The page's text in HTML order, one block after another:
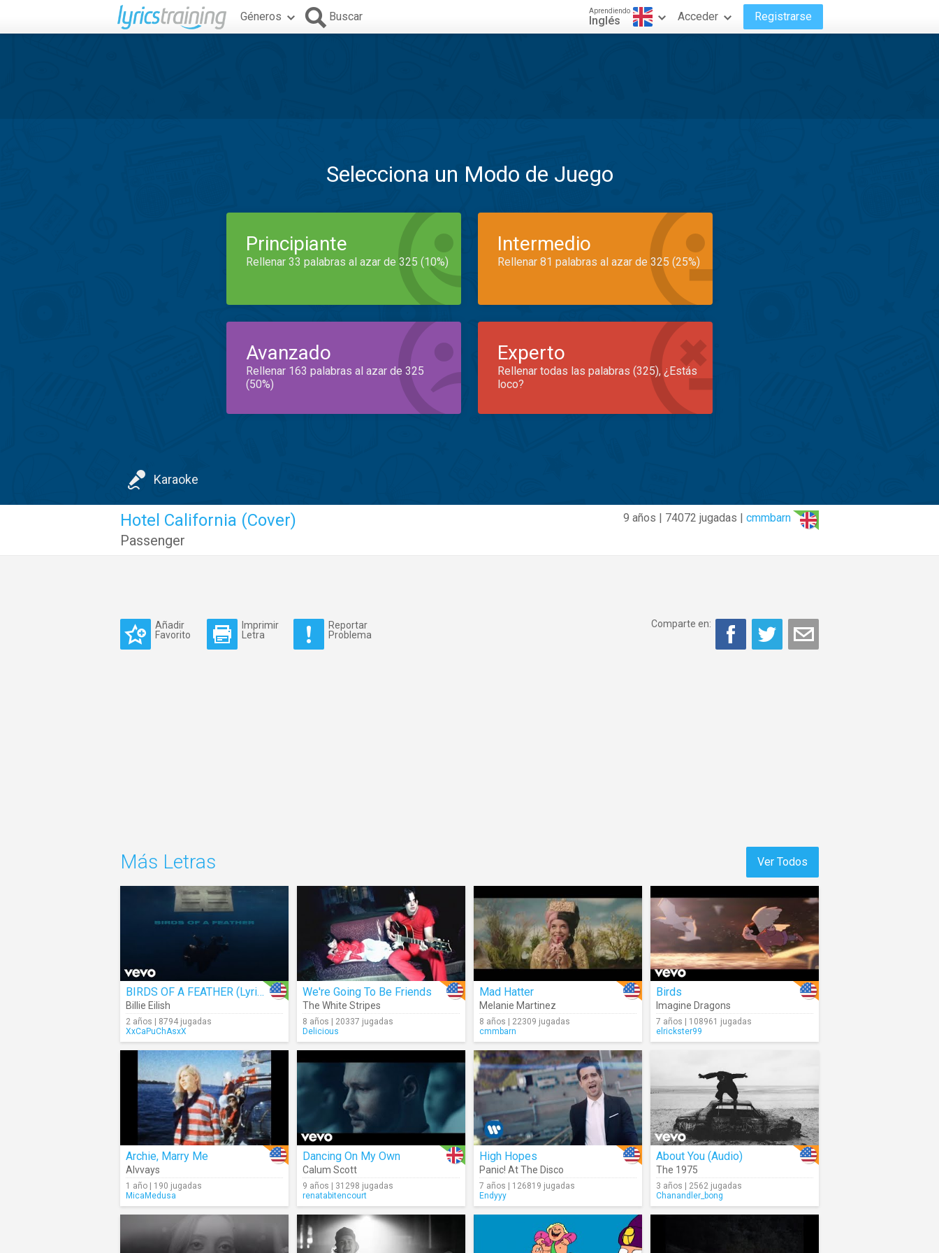
Géneros Buscar Aprendiendo
Inglés Acceder Registrarse
Selecciona un Modo de Juego
Principiante
Rellenar 33 palabras al azar de 325 (10%)
Intermedio
Rellenar 81 palabras al azar de 325 (25%)
Avanzado
Rellenar 163 palabras al azar de 325
(50%)
Experto
Rellenar todas las palabras (325), ¿Estás
loco?
Karaoke
9 años | 74072 jugadas | cmmbarn
Hotel California (Cover)
Passenger
Añadir
Favorito
Imprimir
Letra
Reportar
Problema
Comparte en:
Ver Todos
Más Letras
BIRDS OF A FEATHER (Lyrics)
Billie Eilish
2 años | 8794 jugadas
XxCaPuChAsxX
We're Going To Be Friends
The White Stripes
8 años | 20337 jugadas
Delicious
Mad Hatter
Melanie Martinez
8 años | 22309 jugadas
cmmbarn
Birds
Imagine Dragons
7 años | 108961 jugadas
elrickster99
Archie, Marry Me
Alvvays
1 año | 190 jugadas
MicaMedusa
Dancing On My Own
Calum Scott
9 años | 31298 jugadas
renatabitencourt
High Hopes
Panic! At The Disco
7 años | 126819 jugadas
Endyyy
About You (Audio)
The 1975
3 años | 2562 jugadas
Chanandler_bong